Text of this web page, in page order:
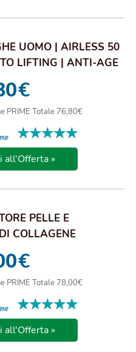
UOMO | AIRLESS 50
LIFTING | ANTI-AGE
€
PRIME Totale 76,80€
★★★★★
★★★★★
all'Offerta »
PELLE E
COLLAGENE
€
PRIME Totale 78,00€
★★★★★
★★★★★
all'Offerta »